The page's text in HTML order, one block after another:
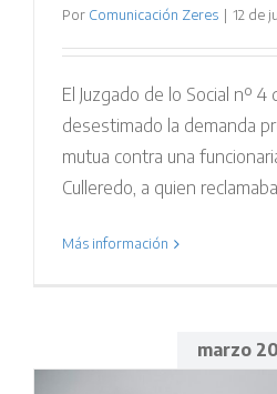
Por Comunicación Zeres | 12 de
El Juzgado de lo Social nº 4
desestimado la demanda
mutua contra una
Culleredo, a quien
Más información
marzo